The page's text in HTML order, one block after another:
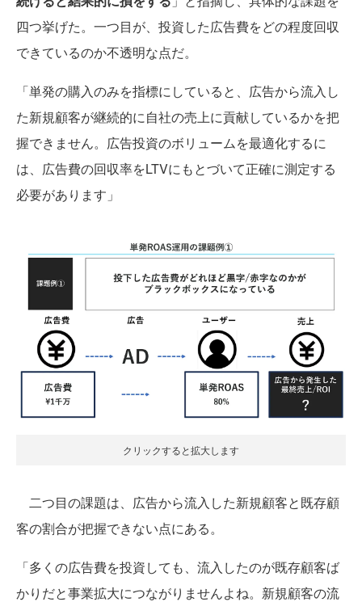
四つ挙げた。一つ目が、投資した広告費をどの程度回収
できているのか不透明な点だ。
「単発の購入のみを指標にしていると、広告から流入し
た新規顧客が継続的に自社の売上に貢献しているかを把
握できません。広告投資のボリュームを最適化するに
は、広告費の回収率をLTVにもとづいて正確に測定する
必要があります」
クリックすると拡大します
二つ目の課題は、広告から流入した新規顧客と既存顧
客の割合が把握できない点にある。
「多くの広告費を投資しても、流入したのが既存顧客ば
かりだと事業拡大につながりませんよね。新規顧客の流